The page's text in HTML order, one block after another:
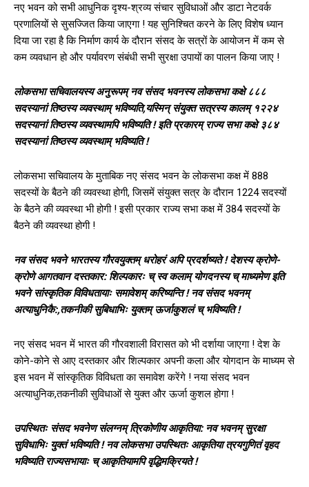
नए भवन को सभी आधुनिक दृश्य-श्रव्य संचार सुविधाओं और डाटा नेटवर्क
प्रणालियों से सुसज्जित किया जाएगा ! यह सुनिश्चित करने के लिए विशेष ध्यान
दिया जा रहा है कि निर्माण कार्य के दौरान संसद के सत्रों के आयोजन में कम से
कम व्यवधान हो और पर्यावरण संबंधी सभी सुरक्षा उपायों का पालन किया जाए !
लोकसभा सचिवालयस्य अनुरूपम् नव संसद भवनस्य लोकसभा कक्षे ८८८
सदस्यानां तिष्ठस्य व्यवस्थाम् भविष्यति,यस्मिन् संयुक्त सत्रस्य कालम् १२२४
सदस्यानां तिष्ठस्य व्यवस्थामपि भविष्यति ! इति प्रकारम् राज्य सभा कक्षे ३८४
सदस्यानां तिष्ठस्य व्यवस्थाम् भविष्यति !
लोकसभा सचिवालय के मुताबिक नए संसद भवन के लोकसभा कक्ष में 888
सदस्यों के बैठने की व्यवस्था होगी, जिसमें संयुक्त सत्र के दौरान 1224 सदस्यों
के बैठने की व्यवस्था भी होगी ! इसी प्रकार राज्य सभा कक्ष में 384 सदस्यों के
बैठने की व्यवस्था होगी !
नव संसद भवने भारतस्य गौरवयुक्तम् धरोहरं अपि प्रदर्शष्यते ! देशस्य क्रोणे-
क्रोणे आगतवान दस्तकार: शिल्पकारः च् स्व कलाम् योगदनस्य च् माध्यमेण इति
भवने सांस्कृतिक विविधतायाः समावेशम् करिष्यन्ति ! नव संसद भवनम्
अत्याधुनिकै:,तकनीकी सुबिधाभिः युक्तम् ऊर्जाकुशलं च् भविष्यति !
नए संसद भवन में भारत की गौरवशाली विरासत को भी दर्शाया जाएगा ! देश के
कोने-कोने से आए दस्तकार और शिल्पकार अपनी कला और योगदान के माध्यम से
इस भवन में सांस्कृतिक विविधता का समावेश करेंगे ! नया संसद भवन
अत्याधुनिक,तकनीकी सुविधाओं से युक्‍त और ऊर्जा कुशल होगा !
उपस्थितः संसद भवनेण संलग्नम् त्रिकोणीय आकृतिया: नव भवनम् सुरक्षा
सुविधाभिः युक्तं भविष्यति ! नव लोकसभा उपस्थितः आकृतिया त्रयगुणितं वृहद
भविष्यति राज्यसभायाः च् आकृतियामपि वृद्धिमक्रियते !